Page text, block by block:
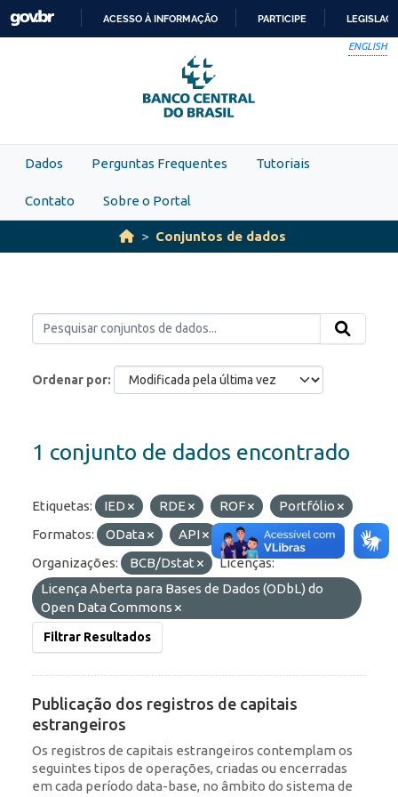
Skip to main content
PARA
O
CONTEÚDO
ACESSO À INFORMAÇÃO PARTICIPE
ENGLISH
Dados Perguntas Frequentes Tutoriais
Contato Sobre o Portal
Conjuntos de dados
Ordenar por
1 conjunto de dados encontrado
Etiquetas: IED RDE ROF
Portfólio
Formatos:
OData API
JSON
Organizações:
BCB/Dstat
Licenças:
Licença Aberta para Bases de Dados (ODbL) do
Open Data Commons
Filtrar Resultados
Publicação dos registros de capitais
estrangeiros
Os registros de capitais estrangeiros contemplam os
seguintes tipos de operações, criadas ou encerradas
em cada período data-base, no âmbito do sistema de